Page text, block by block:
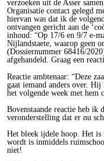
verzoeken uit de Asser
Organisatie contact gelegd
hiervan was dat ik de
ontvangen gericht aan de
inhoud: “Op 17/6 en 9/7 e-
Nijlandstaete, waarop geen
(Dossiernummer 68416/
afgehandeld. Graag een
Reactie ambtenaar: “Deze
gaat iemand anders over.
het volgende week met hem
Bovenstaande reactie heb ik
veronderstelling dat er nu
Het bleek ijdele hoop. Het is
wordt is inmiddels
niet!